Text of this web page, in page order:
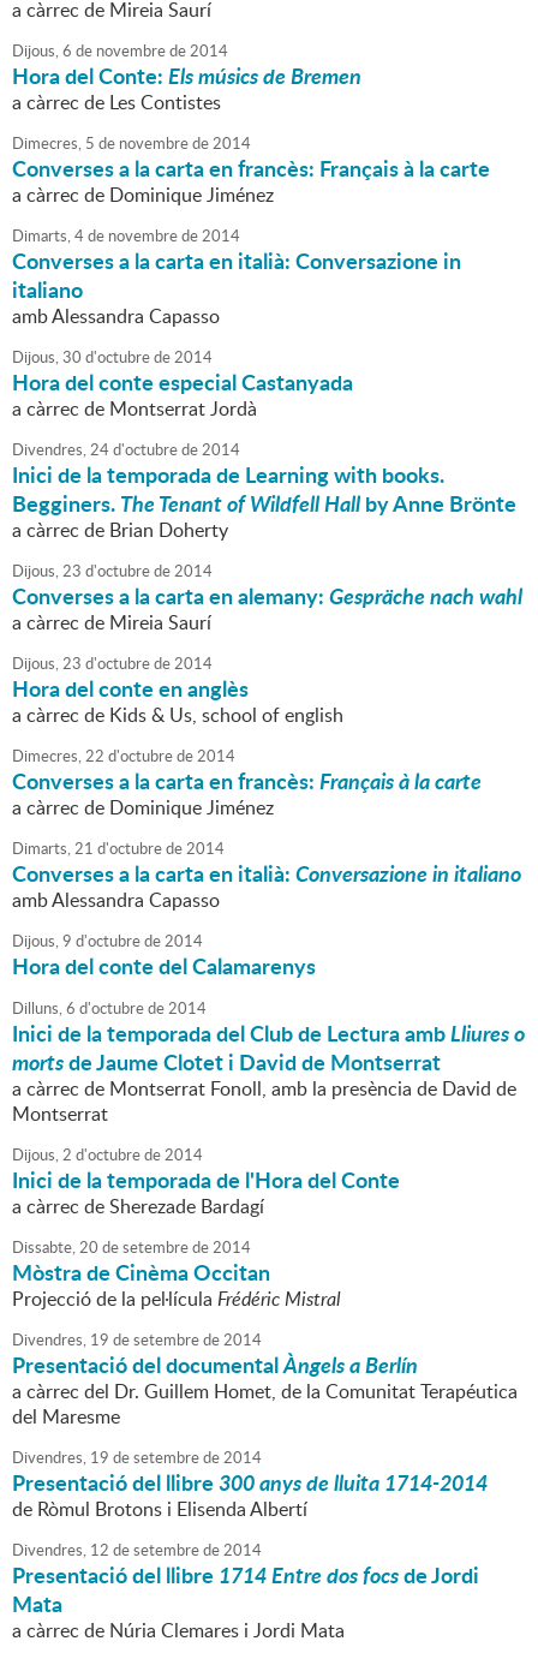
a càrrec de Mireia Saurí
Dijous,6 de novembrede2014
Hora del Conte:Els músics de Bremen
a càrrec de Les Contistes
Dimecres, 5 de novembrede2014
Converses a la carta en francès: Français à la carte
a càrrec de Dominique Jiménez
Dimarts,4de novembrede2014
Converses a la carta en italià: Conversazione in
italiano
amb Alessandra Capasso
Dijous,30 d'octubrede2014
Hora del conte especial Castanyada
a càrrec de Montserrat Jordà
Divendres,24d'octubrede2014
Inici de la temporada de Learning with books.
Begginers.The Tenant of Wildfell Hallby Anne Brönte
a càrrec de Brian Doherty
Dijous,23 d'octubrede2014
Converses a la carta en alemany:Gespräche nach wahl
a càrrec de Mireia Saurí
Dijous,23 d'octubrede2014
Hora del conte en anglès
a càrrec de Kids & Us, school of english
Dimecres,22 d'octubrede2014
Converses a la carta en francès:Français à la carte
a càrrec de Dominique Jiménez
Dimarts,21 d'octubrede2014
Converses a la carta en italià:Conversazione in italiano
amb Alessandra Capasso
Dijous,9 d'octubrede2014
Hora del conte del Calamarenys
Dilluns,6 d'octubrede2014
Inici de la temporada del Club de Lectura ambLliures o
mortsde Jaume Clotet i David de Montserrat
a càrrec de Montserrat Fonoll, amb la presència de David de
Montserrat
Dijous,2 d'octubrede2014
Inici de la temporada de l'Hora del Conte
a càrrec de Sherezade Bardagí
Dissabte,20 desetembrede2014
Mòstra de Cinèma Occitan
Projecció de la pel·lícula Frédéric Mistral
Divendres, 19 desetembrede2014
Presentació del documentalÀngels a Berlín
a càrrec del Dr. Guillem Homet, de la Comunitat Terapéutica
del Maresme
Divendres, 19 desetembrede2014
Presentació del llibre300 anys de lluita 1714-2014
de Ròmul Brotons i Elisenda Albertí
Divendres, 12 desetembrede2014
Presentació del llibre 1714 Entre dos focsde Jordi
Mata
a càrrec de Núria Clemares i Jordi Mata